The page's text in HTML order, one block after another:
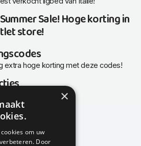
Sale! Hoge korting in
store!
extra hoge korting met deze codes!
en populaire collecties
×
om uw
Door